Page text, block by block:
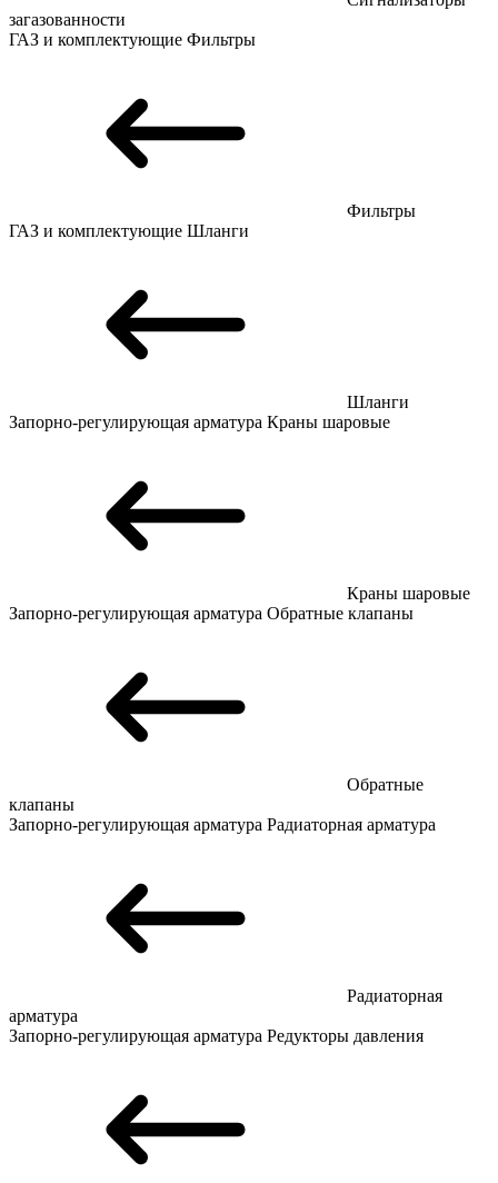
загазованности
ГАЗ и комплектующие Фильтры
Фильтры
ГАЗ и комплектующие Шланги
Шланги
Запорно-регулирующая арматура Краны шаровые
Краны шаровые
Запорно-регулирующая арматура Обратные клапаны
Обратные
клапаны
Запорно-регулирующая арматура Радиаторная арматура
Радиаторная
арматура
Запорно-регулирующая арматура Редукторы давления